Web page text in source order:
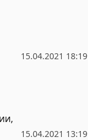
15.04.2021 18:19
15.04.2021 13:19